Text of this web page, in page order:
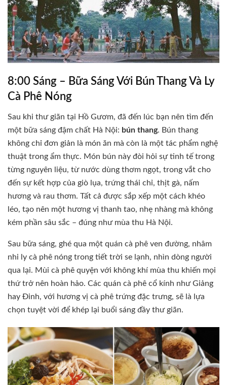
8:00 Sáng – Bữa Sáng Với Bún Thang Và Ly
Cà Phê Nóng
Sau khi thư giãn tại Hồ Gươm, đã đến lúc bạn nên tìm đến
một bữa sáng đậm chất Hà Nội: bún thang. Bún thang
không chỉ đơn giản là món ăn mà còn là một tác phẩm nghệ
thuật trong ẩm thực. Món bún này đòi hỏi sự tinh tế trong
từng nguyên liệu, từ nước dùng thơm ngọt, trong vắt cho
đến sự kết hợp của giò lụa, trứng thái chỉ, thịt gà, nấm
hương và rau thơm. Tất cả được sắp xếp một cách khéo
léo, tạo nên một hương vị thanh tao, nhẹ nhàng mà không
kém phần sâu sắc – đúng như mùa thu Hà Nội.
Sau bữa sáng, ghé qua một quán cà phê ven đường, nhâm
nhi ly cà phê nóng trong tiết trời se lạnh, nhìn dòng người
qua lại. Mùi cà phê quyện với không khí mùa thu khiến mọi
thứ trở nên hoàn hảo. Các quán cà phê cổ kính như Giảng
hay Đinh, với hương vị cà phê trứng đặc trưng, sẽ là lựa
chọn tuyệt vời để khép lại buổi sáng đầy thư giãn.